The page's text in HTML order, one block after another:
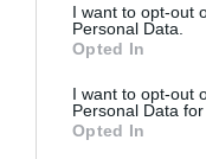
I want to opt-out
Personal Data.
Opted In
I want to opt-out
Personal Data
Opted In
Estigues
ACTIVAR ARA